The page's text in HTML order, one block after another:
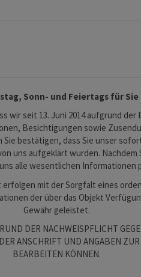
Sonn- und Feiertags für
wir seit 13. Juni 2014 aufgrund der
Besichtigungen sowie
bestätigen, dass Sie unser
uns aufgeklärt wurden.
alle wesentlichen Informationen
mit der Sorgfalt eines
der über das Objekt
Gewähr geleistet.
DER NACHWEISPFLICHT
ANSCHRIFT UND ANGABEN
BEARBEITEN KÖNNEN.